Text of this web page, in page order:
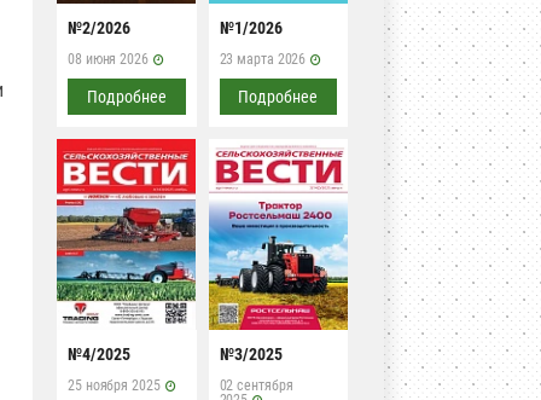
№2/2026
08 июня 2026
Подробнее
№1/2026
23 марта 2026
Подробнее
№4/2025
25 ноября 2025
№3/2025
02 сентября